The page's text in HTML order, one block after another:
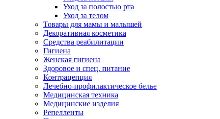
Уход за полостью рта
Уход за телом
Товары для мамы и малышей
Декоративная косметика
Средства реабилитации
Гигиена
Женская гигиена
Здоровое и спец. питание
Контрацепция
Лечебно-профилактическое белье
Медицинская техника
Медицинские изделия
Репелленты